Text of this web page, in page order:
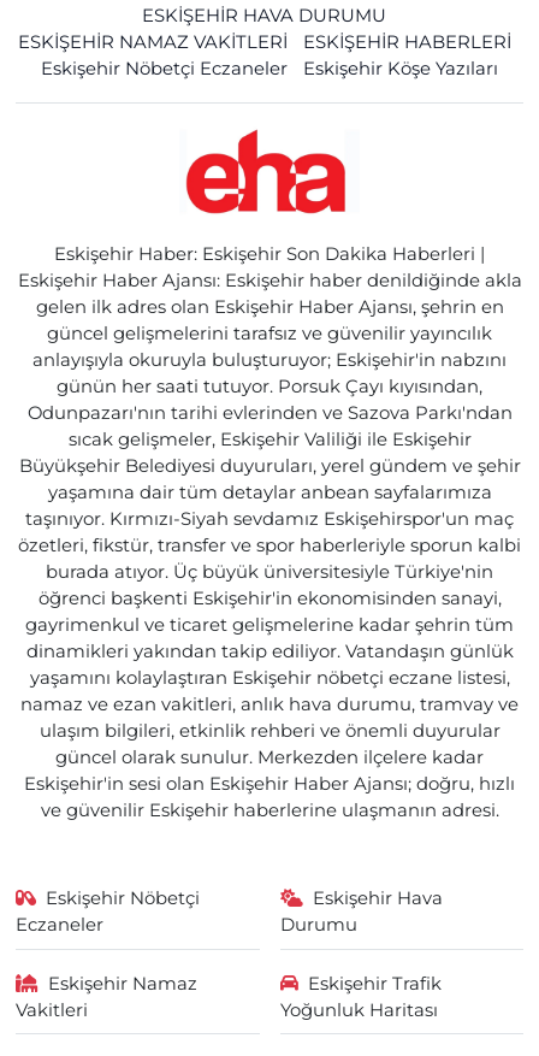
ESKİŞEHİR HAVA DURUMU
ESKİŞEHİR NAMAZ VAKİTLERİ
ESKİŞEHİR HABERLERİ
Eskişehir Nöbetçi Eczaneler
Eskişehir Köşe Yazıları
Eskişehir Haber: Eskişehir Son Dakika Haberleri |
Eskişehir Haber Ajansı: Eskişehir haber denildiğinde akla
gelen ilk adres olan Eskişehir Haber Ajansı, şehrin en
güncel gelişmelerini tarafsız ve güvenilir yayıncılık
anlayışıyla okuruyla buluşturuyor; Eskişehir'in nabzını
günün her saati tutuyor. Porsuk Çayı kıyısından,
Odunpazarı'nın tarihi evlerinden ve Sazova Parkı'ndan
sıcak gelişmeler, Eskişehir Valiliği ile Eskişehir
Büyükşehir Belediyesi duyuruları, yerel gündem ve şehir
yaşamına dair tüm detaylar anbean sayfalarımıza
taşınıyor. Kırmızı-Siyah sevdamız Eskişehirspor'un maç
özetleri, fikstür, transfer ve spor haberleriyle sporun kalbi
burada atıyor. Üç büyük üniversitesiyle Türkiye'nin
öğrenci başkenti Eskişehir'in ekonomisinden sanayi,
gayrimenkul ve ticaret gelişmelerine kadar şehrin tüm
dinamikleri yakından takip ediliyor. Vatandaşın günlük
yaşamını kolaylaştıran Eskişehir nöbetçi eczane listesi,
namaz ve ezan vakitleri, anlık hava durumu, tramvay ve
ulaşım bilgileri, etkinlik rehberi ve önemli duyurular
güncel olarak sunulur. Merkezden ilçelere kadar
Eskişehir'in sesi olan Eskişehir Haber Ajansı; doğru, hızlı
ve güvenilir Eskişehir haberlerine ulaşmanın adresi.
Eskişehir Nöbetçi
Eczaneler
Eskişehir Hava
Durumu
Eskişehir Namaz
Vakitleri
Eskişehir Trafik
Yoğunluk Haritası